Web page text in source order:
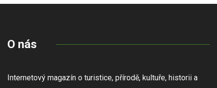
O nás
Internetový magazín o turistice, přírodě, kultuře, historii a